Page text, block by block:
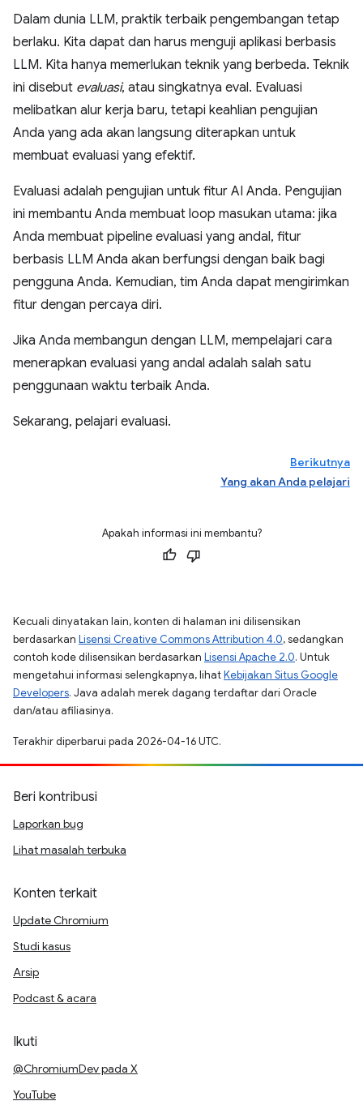
Dalam dunia LLM, praktik terbaik pengembangan tetap
berlaku. Kita dapat dan harus menguji aplikasi berbasis
LLM. Kita hanya memerlukan teknik yang berbeda. Teknik
ini disebut evaluasi, atau singkatnya eval. Evaluasi
melibatkan alur kerja baru, tetapi keahlian pengujian
Anda yang ada akan langsung diterapkan untuk
membuat evaluasi yang efektif.
Evaluasi adalah pengujian untuk fitur AI Anda. Pengujian
ini membantu Anda membuat loop masukan utama: jika
Anda membuat pipeline evaluasi yang andal, fitur
berbasis LLM Anda akan berfungsi dengan baik bagi
pengguna Anda. Kemudian, tim Anda dapat mengirimkan
fitur dengan percaya diri.
Jika Anda membangun dengan LLM, mempelajari cara
menerapkan evaluasi yang andal adalah salah satu
penggunaan waktu terbaik Anda.
Sekarang, pelajari evaluasi.
Berikutnya
Yang akan Anda pelajari
Apakah informasi ini membantu?
Kecuali dinyatakan lain, konten di halaman ini dilisensikan
berdasarkan Lisensi Creative Commons Attribution 4.0, sedangkan
contoh kode dilisensikan berdasarkan Lisensi Apache 2.0. Untuk
mengetahui informasi selengkapnya, lihatKebijakan Situs Google
Developers. Java adalah merek dagang terdaftar dari Oracle
dan/atau afiliasinya.
Terakhir diperbarui pada 2026-04-16 UTC.
Beri kontribusi
Laporkan bug
Lihat masalah terbuka
Konten terkait
Update Chromium
Studi kasus
Arsip
Podcast & acara
Ikuti
@ChromiumDev pada X
YouTube